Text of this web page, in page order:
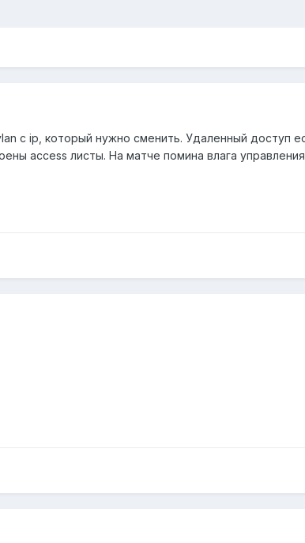
с ip, который нужно сменить. Удаленный доступ
access листы. На матче помина влага